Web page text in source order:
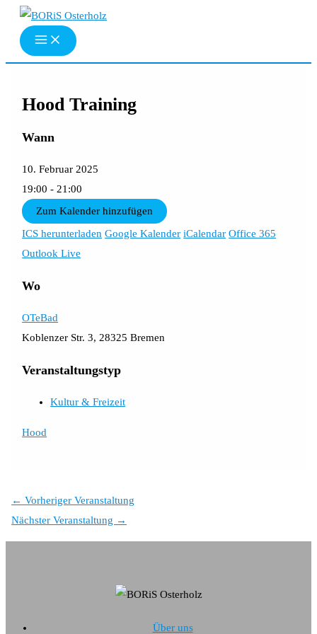
Zum
Inhalt
springen
Hood Training
Wann
10. Februar 2025
19:00 - 21:00
Zum Kalender hinzufügen
ICS herunterladen Google Kalender iCalendar Office 365
Outlook Live
Wo
OTeBad
Koblenzer Str. 3, 28325 Bremen
Veranstaltungstyp
Kultur & Freizeit
Hood
← Vorheriger Veranstaltung
Nächster Veranstaltung →
Über uns